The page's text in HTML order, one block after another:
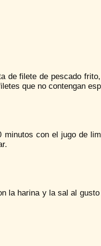
de filete de pescado
que no contengan
minutos con el jugo de
la harina y la sal al